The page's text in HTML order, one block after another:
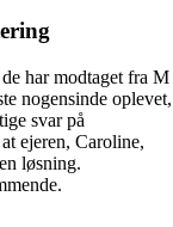
har modtaget fra M
nogensinde oplevet,
svar på
ejeren, Caroline,
løsning.